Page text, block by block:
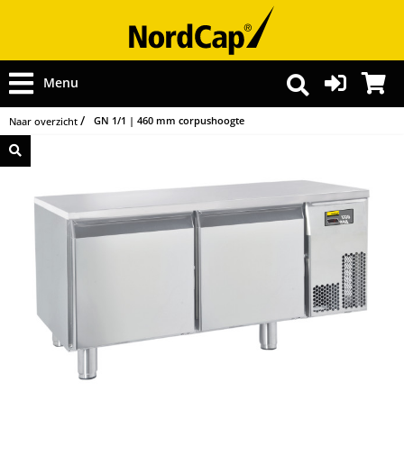
Menu
Naar overzicht GN 1/1 | 460 mm corpushoogte